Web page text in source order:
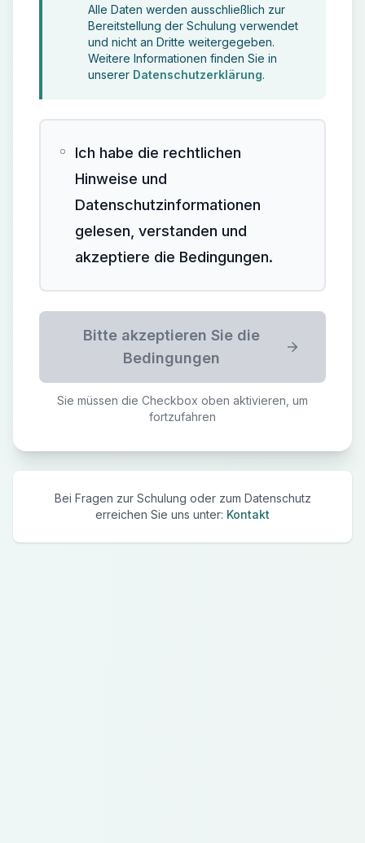
Alle Daten werden ausschließlich zur
Bereitstellung der Schulung verwendet
und nicht an Dritte weitergegeben.
Weitere Informationen finden Sie in
unserer Datenschutzerklärung.
Ich habe die rechtlichen
Hinweise und
Datenschutzinformationen
gelesen, verstanden und
akzeptiere die Bedingungen.
Bitte akzeptieren Sie die
Bedingungen
Sie müssen die Checkbox oben aktivieren, um
fortzufahren
Bei Fragen zur Schulung oder zum Datenschutz
erreichen Sie uns unter: Kontakt